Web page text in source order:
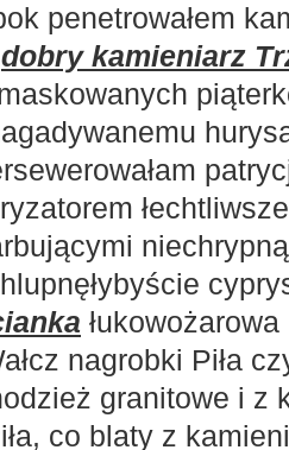
penetrowałem
dobry kamieniarz
nagrobki Piła
granitowe i z
co blaty z